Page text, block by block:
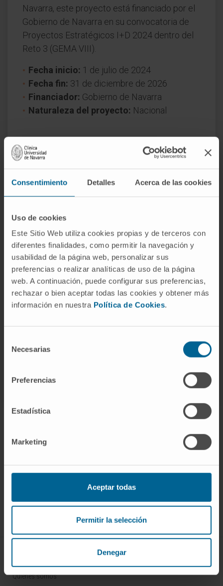
Consentimiento Detalles Acerca de las cookies
Uso de cookies
Este Sitio Web utiliza cookies propias y de terceros con
diferentes finalidades, como permitir la navegación y
usabilidad de la página web, personalizar sus
preferencias o realizar analíticas de uso de la página
web. A continuación, puede configurar sus preferencias,
rechazar o bien aceptar todas las cookies y obtener más
información en nuestra Política de Cookies.
Necesarias
Preferencias
Estadística
Marketing
Aceptar todas
Permitir la selección
Denegar
Navarra, este proyecto está financiado por el
Gobierno de Navarra en su convocatoria de
Proyectos Estratégicos I+D 2024 dentro del
Reto 3 (GEMA VIII).
Fecha inicio: 1 de julio de 2024
Fecha fin: 31 de diciembre de 2026
Financiador: Gobierno de Navarra
Naturaleza del proyecto: Nacional
MÁS INFORMACIÓN SOBRE EL PROYECTO
¿Necesita más información?
Si quiere conocer más nuestra investigación,
contacte con Cima Universidad de Navarra.
SUSCRIBIRSE
Síguenos
Quiénes somos